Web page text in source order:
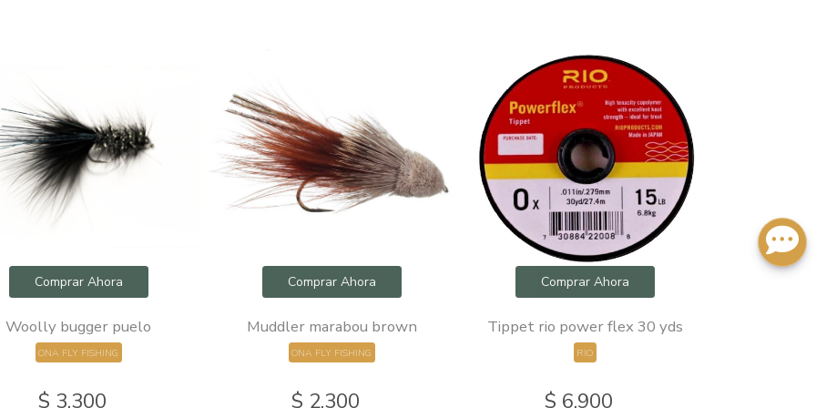
Comprar Ahora
Woolly bugger puelo
ONA FLY FISHING
$ 3.300
Comprar Ahora
Muddler marabou brown
ONA FLY FISHING
$ 2.300
Comprar Ahora
Tippet rio power flex 30 yds
RIO
$ 6.900